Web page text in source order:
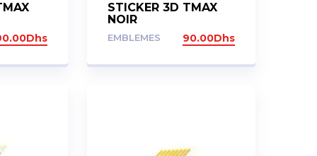
Dhs
STICKER 3D TMAX
NOIR
EMBLEMES 90.00Dhs